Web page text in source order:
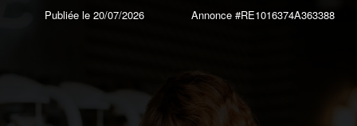
Publiée le 20/07/2026 Annonce #RE1016374A363388